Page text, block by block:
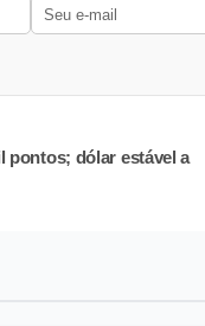
pontos; dólar estável a